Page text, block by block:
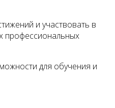
и участвовать в
профессиональных
для обучения и